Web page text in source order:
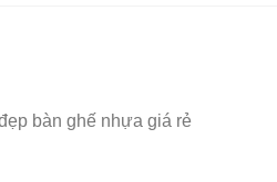
bàn ghế nhựa giá rẻ